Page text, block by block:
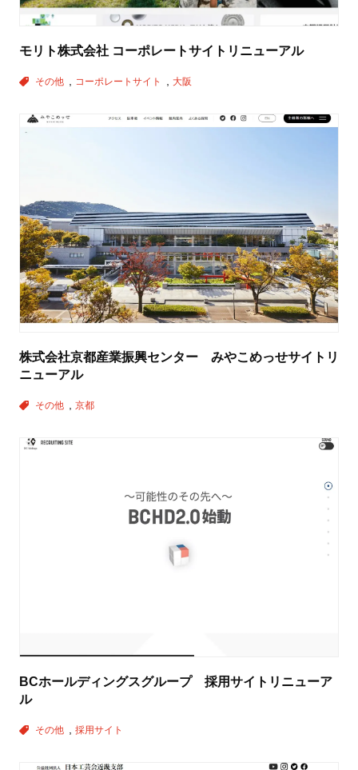
モリト株式会社 コーポレートサイトリニューアル
その他 コーポレートサイト 大阪
株式会社京都産業振興センター みやこめっせサイトリ
ニューアル
その他 京都
BCホールディングスグループ 採用サイトリニューア
ル
その他 採用サイト